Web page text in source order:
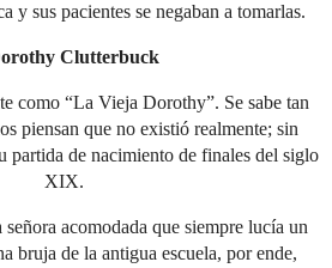
y sus pacientes se negaban a tomarlas.
Clutterbuck
como “La Vieja Dorothy”. Se sabe tan
piensan que no existió realmente; sin
partida de nacimiento de finales del siglo
XIX.
acomodada que siempre lucía un
bruja de la antigua escuela, por ende,